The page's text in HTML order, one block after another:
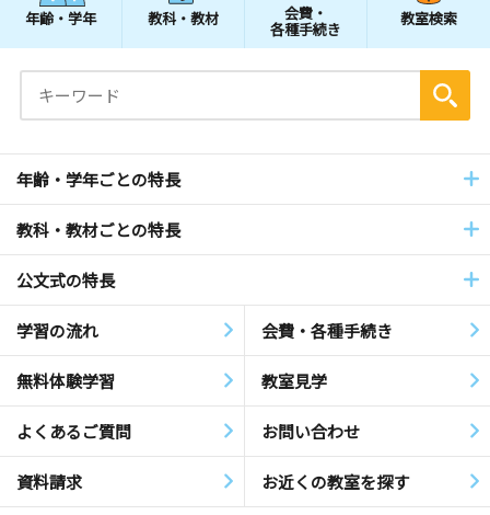
年齢・学年 教科・教材 会費・
各種手続き
教室検索
年齢・学年ごとの特長
教科・教材ごとの特長
公文式の特長
学習の流れ 会費・各種手続き
無料体験学習 教室見学
よくあるご質問 お問い合わせ
資料請求 お近くの教室を探す